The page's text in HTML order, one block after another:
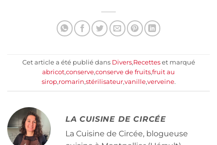
Cet article a été publié dans Divers,Recetteset marqué
abricot,conserve,conserve de fruits,fruit au
sirop,romarin,stérilisateur,vanille,verveine.
LA CUISINE DE CIRCÉE
La Cuisine de Circée, blogueuse